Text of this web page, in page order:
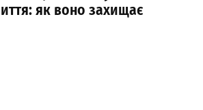
як воно захищає